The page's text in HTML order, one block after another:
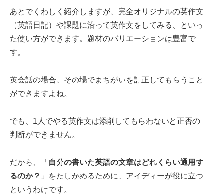
あとでくわしく紹介しますが、完全オリジナルの英作文
（英語日記）や課題に沿って英作文をしてみる、といっ
た使い方ができます。題材のバリエーションは豊富で
す。
英会話の場合、その場でまちがいを訂正してもらうこと
ができますよね。
でも、1人でやる英作文は添削してもらわないと正否の
判断ができません。
だから、「 自分の書いた英語の文章はどれくらい通用す
るのか？ 」をたしかめるために、アイディーが役に立つ
というわけです。